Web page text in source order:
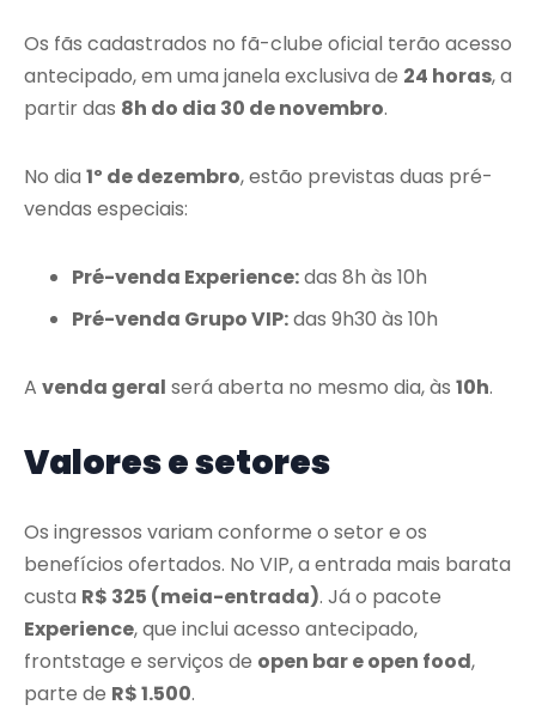
Os fãs cadastrados no fã-clube oficial terão acesso
antecipado, em uma janela exclusiva de 24 horas, a
partir das 8h do dia 30 de novembro.
No dia 1º de dezembro, estão previstas duas pré-
vendas especiais:
Pré-venda Experience:das 8h às 10h
Pré-venda Grupo VIP:das 9h30 às 10h
A venda geral será aberta no mesmo dia, às 10h.
Valores e setores
Os ingressos variam conforme o setor e os
benefícios ofertados. No VIP, a entrada mais barata
custa R$ 325 (meia-entrada). Já o pacote
Experience, que inclui acesso antecipado,
frontstage e serviços de open bar e open food,
parte de R$ 1.500.